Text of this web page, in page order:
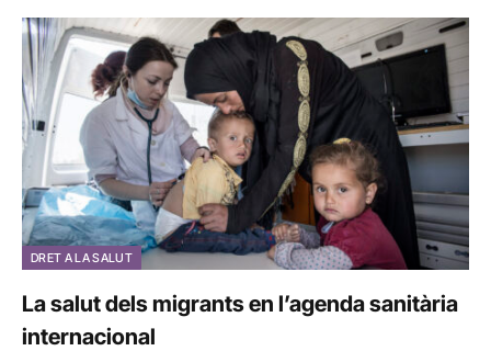
DRET A LA SALUT
La salut dels migrants en l’agenda sanitària
internacional